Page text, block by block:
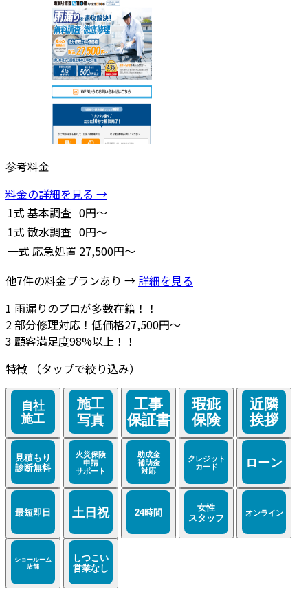
参考料金
料金の詳細を見る →
1式 基本調査 0円～
1式 散水調査 0円～
一式 応急処置 27,500円～
他7件の料金プランあり → 詳細を見る
1 雨漏りのプロが多数在籍！！
2部分修理対応！低価格27,500円～
3 顧客満足度98%以上！！
特徴
（タップで絞り込み）